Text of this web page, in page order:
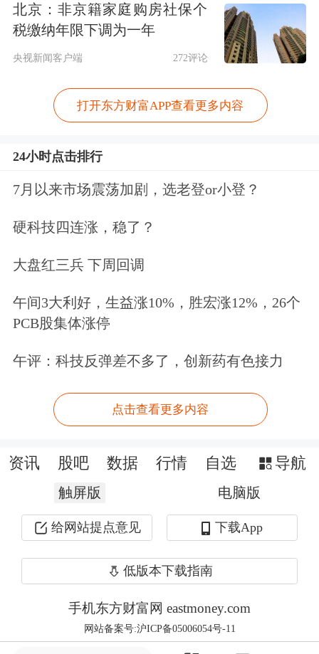
非标的证券“某股份”，放大杠杆博取高
额收益。
从单笔交易看，叶某的每一笔操作都符
合当时的交易规则，但组合起来的目的
是规避监管限制。2018年，叶某通
过“绕标”购买的“某股份”股票价值大幅
叶某主动平仓，但依然欠付证券公司融
资本金617万余元及相应利息、费用。
该证券公司催收后无果，于是把叶某送
上被告席，要求其偿还上述款项。
在诉讼中，叶某反诉称，券商明知其通
过“绕标”违规放大杠杆却放任交易，未
尽到监管管控义务，应共同承担亏损。
而券商辩称，每笔单独交易均在监管核
准范围内，“绕标”是客户自主组合操作
形成，券商无约定及法定拦截义务，事
发后对标的证券池进行调整，已完成风
险提示与适当性审查，亏损由投资者自
主决策导致。
法院：券商已尽责，投资者需“买者自
北京：非京籍家庭购房社保个
税缴纳年限下调为一年
央视新闻客户端 272评论
打开东方财富APP查看更多内容
24小时点击排行
7月以来市场震荡加剧，选老登or小登？
硬科技四连涨，稳了？
大盘红三兵 下周回调
午间3大利好，生益涨10%，胜宏涨12%，26个
PCB股集体涨停
午评：科技反弹差不多了，创新药有色接力
点击查看更多内容
资讯 股吧 数据 行情 自选 导航
触屏版 电脑版
给网站提点意见 下载App
低版本下载指南
手机东方财富网 eastmoney.com
网站备案号:沪ICP备05006054号-11